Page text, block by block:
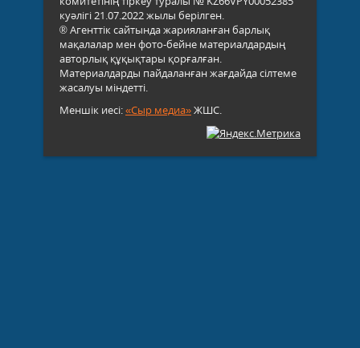
куәлігі 21.07.2022 жылы берілген.
® Агенттік сайтында жарияланған барлық
мақалалар мен фото-бейне материалдардың
авторлық құқықтары қорғалған.
Материалдарды пайдаланған жағдайда сілтеме
жасалуы міндетті.
Меншік иесі:«Сыр медиа»ЖШС.